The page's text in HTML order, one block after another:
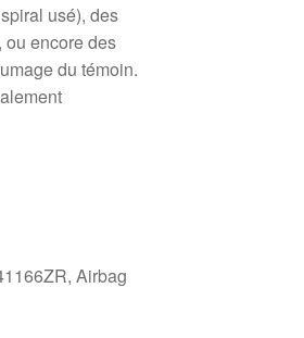
usé), des
ou encore des
du témoin.
Airbag